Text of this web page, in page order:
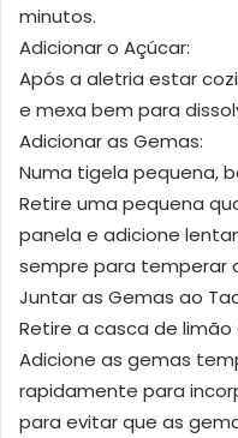
minutos.
Adicionar o Açúcar:
Após a aletria estar
e mexa bem para
Adicionar as Gemas:
Numa tigela pequena,
Retire uma pequena
panela e adicione
sempre para temperar
Juntar as Gemas ao
Retire a casca de
Adicione as gemas
rapidamente para
para evitar que as